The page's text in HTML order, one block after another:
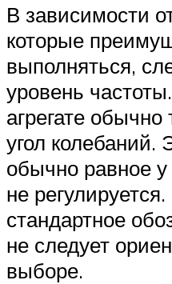
В зависимости
которые
выполняться,
уровень
агрегате обычно
угол колебаний.
обычно равное у
не
стандартное
не следует
выборе.